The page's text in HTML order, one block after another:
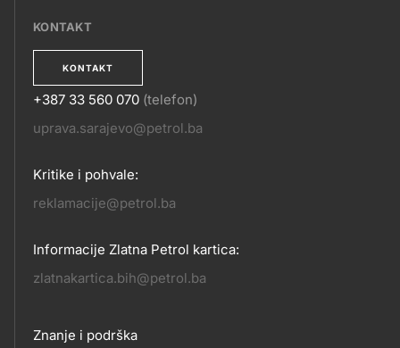
KONTAKT
KONTAKT
KONTAKT
+387 33 560 070 (telefon)
uprava.sarajevo@petrol.ba
Kritike i pohvale:
reklamacije@petrol.ba
Informacije Zlatna Petrol kartica:
zlatnakartica.bih@petrol.ba
Znanje i podrška